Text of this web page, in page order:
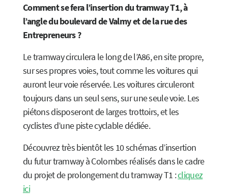
Comment se fera l’insertion du tramway T1, à
l’angle du boulevard de Valmy et de la rue des
Entrepreneurs ?
Le tramway circulera le long de l’A86, en site propre,
sur ses propres voies, tout comme les voitures qui
auront leur voie réservée. Les voitures circuleront
toujours dans un seul sens, sur une seule voie. Les
piétons disposeront de larges trottoirs, et les
cyclistes d’une piste cyclable dédiée.
Découvrez très bientôt les 10 schémas d’insertion
du futur tramway à Colombes réalisés dans le cadre
du projet de prolongement du tramway T1 :cliquez
ici